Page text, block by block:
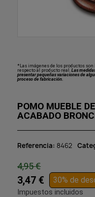
*Las imágenes de los productos
respecto al producto real. Las
presentar pequeñas variaciones de
proceso de fabricación.
POMO MUEBLE
ACABADO
Referencia 8462
4,95 €
3,47 € 30% de
Impuestos incluidos